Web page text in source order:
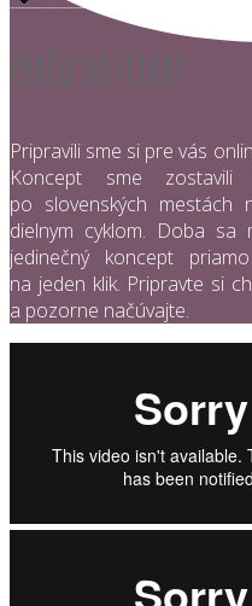
Prečo dōTERRA?
Pripravili sme si pre vás
Koncept sme
po slovenských
dielnym cyklom. Doba sa
jedinečný koncept
na jeden klik. Pripravte si
a pozorne načúvajte.